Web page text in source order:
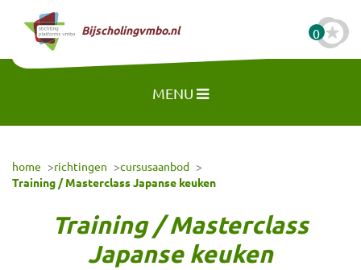
Naar hoofdinhoud
Bijscholingvmbo.nl 0
MENU
home richtingen
cursusaanbod
Training / Masterclass Japanse keuken
Training / Masterclass
Japanse keuken